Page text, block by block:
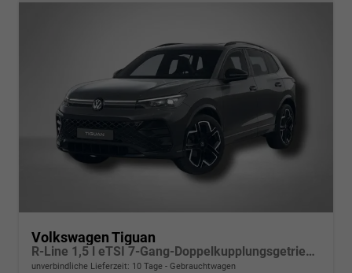
Volkswagen Tiguan
R-Line 1,5 l eTSI 7-Gang-Doppelkupplungsgetriebe DSG
unverbindliche Lieferzeit: 10 Tage Gebrauchtwagen